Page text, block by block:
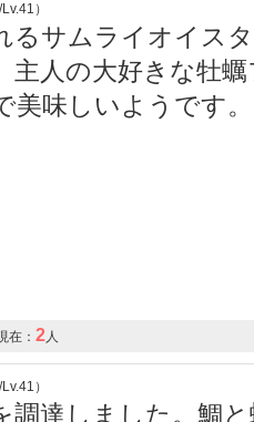
）
るサムライオイス
主人の大好きな牡
美味しいようです
在： 2人
）
調達しました。鯛